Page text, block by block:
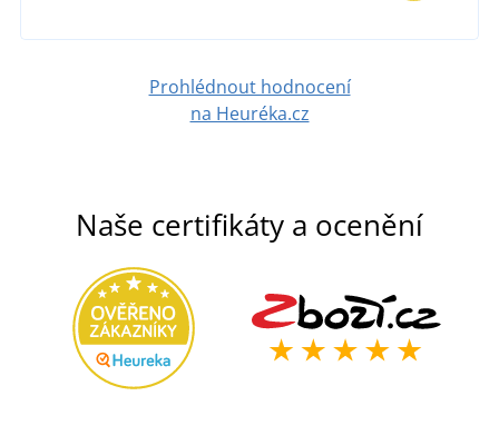
Prohlédnout hodnocení
na Heuréka.cz
Naše certifikáty a ocenění